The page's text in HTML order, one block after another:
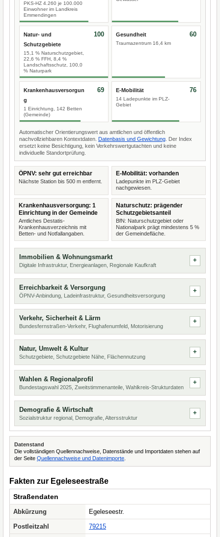
PKS-HZ 4.260 je 100.000
Einwohner im Landkreis
Emmendingen
Natur- und
Schutzgebiete
15,1 % Naturschutzgebiet,
22,6 % FFH, 8,4 %
Landschaftsschutz, 100,0
% Naturpark
100 Gesundheit
Traumazentrum 16,4 km
60
Krankenhausversorgun
g
1 Einrichtung, 142 Betten
(Gemeinde)
69 E-Mobilität
14 Ladepunkte im PLZ-
Gebiet
76
Automatischer Orientierungswert aus amtlichen und öffentlich
nachvollziehbaren Kontextdaten. Datenbasis und Gewichtung . Der Index
ersetzt keine Besichtigung, kein Verkehrswertgutachten und keine
individuelle Standortprüfung.
ÖPNV: sehr gut erreichbar
Nächste Station bis 500 m entfernt.
E-Mobilität: vorhanden
Ladepunkte im PLZ-Gebiet
nachgewiesen.
Krankenhausversorgung: 1
Einrichtung in der Gemeinde
Amtliches Destatis-
Krankenhausverzeichnis mit
Betten- und Notfallangaben.
Naturschutz: prägender
Schutzgebietsanteil
BfN: Naturschutzgebiet oder
Nationalpark prägt mindestens 5 %
der Gemeindefläche.
Immobilien & Wohnungsmarkt
Digitale Infrastruktur, Energieanlagen, Regionale Kaufkraft
Erreichbarkeit & Versorgung
ÖPNV-Anbindung, Ladeinfrastruktur, Gesundheitsversorgung
Verkehr, Sicherheit & Lärm
Bundesfernstraßen-Verkehr, Flughafenumfeld, Motorisierung
Natur, Umwelt & Kultur
Schutzgebiete, Schutzgebiete Nähe, Flächennutzung
Wahlen & Regionalprofil
Bundestagswahl 2025, Zweitstimmenanteile, Wahlkreis-Strukturdaten
Demografie & Wirtschaft
Sozialstruktur regional, Demografie, Altersstruktur
Datenstand
Die vollständigen Quellennachweise, Datenstände und Importdaten stehen auf
der Seite Quellennachweise und Datenimporte
Fakten zur Egeleseestraße
Straßendaten
Abkürzung
Egeleseestr.
Postleitzahl
79215